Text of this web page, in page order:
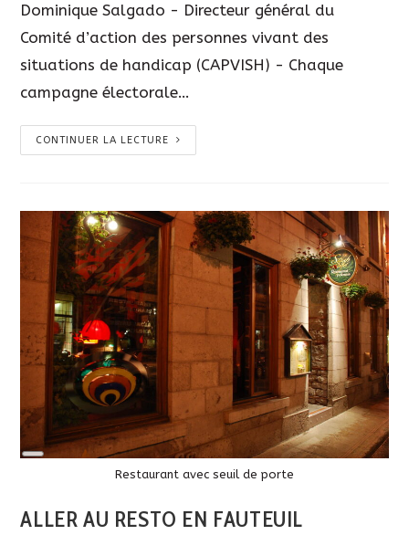
Dominique Salgado - Directeur général du
Comité d’action des personnes vivant des
situations de handicap (CAPVISH) - Chaque
campagne électorale…
CONTINUER LA LECTURE
Long
Restaurant avec seuil de porte
ALLER AU RESTO EN FAUTEUIL